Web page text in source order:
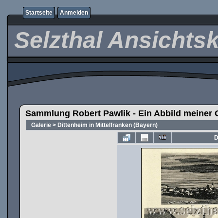
Startseite Anmelden
Selzthal
Sammlung Robert Pawlik - Ein Abbild meiner
Galerie > Dittenheim in Mittelfranken (Bayern)